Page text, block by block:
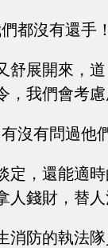
都沒有還手
舒展開來，
，我們會考
沒有問過他
定，還能適
人錢財，替
消防的執法